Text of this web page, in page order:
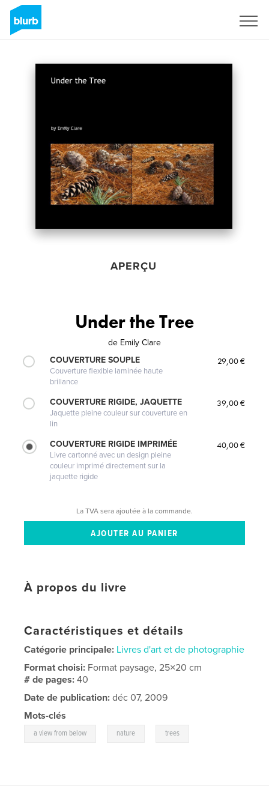
APERÇU
Under the Tree
de Emily Clare
COUVERTURE SOUPLE
Couverture flexible laminée haute
brillance
29,00 €
COUVERTURE RIGIDE, JAQUETTE
Jaquette pleine couleur sur couverture en
lin
39,00 €
COUVERTURE RIGIDE IMPRIMÉE
Livre cartonné avec un design pleine
couleur imprimé directement sur la
jaquette rigide
40,00 €
La TVA sera ajoutée à la commande.
À propos du livre
Caractéristiques et détails
Catégorie principale: Livres d'art et de photographie
Format choisi: Format paysage, 25×20 cm
# de pages:40
Date de publication: déc 07, 2009
Mots-clés
a view from below nature trees